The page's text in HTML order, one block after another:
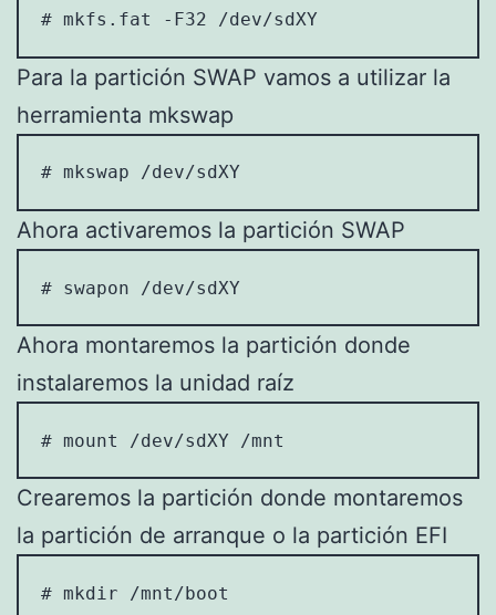
# mkfs.fat -F32 /dev/sdXY
Para la partición SWAP vamos a utilizar la
herramienta mkswap
# mkswap /dev/sdXY
Ahora activaremos la partición SWAP
# swapon /dev/sdXY
Ahora montaremos la partición donde
instalaremos la unidad raíz
# mount /dev/sdXY /mnt
Crearemos la partición donde montaremos
la partición de arranque o la partición EFI
# mkdir /mnt/boot